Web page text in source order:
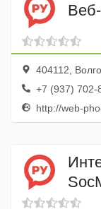
404112,
+7 (937) 702-
http://web-